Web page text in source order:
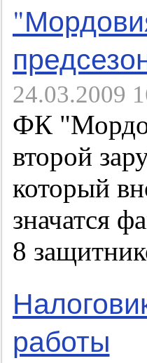
24.03.2009
ФК
второй
который
значатся
8
работы